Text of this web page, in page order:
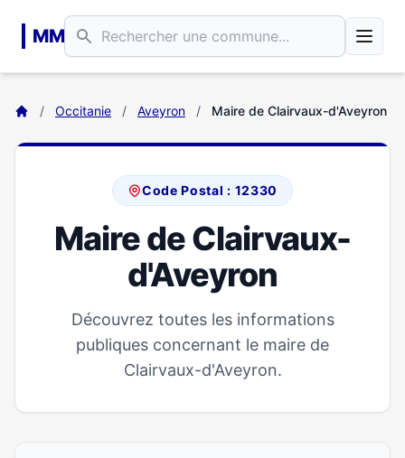
MM
/ Occitanie / Aveyron / Maire de Clairvaux-d'Aveyron
Code Postal : 12330
Maire de Clairvaux-
d'Aveyron
Découvrez toutes les informations
publiques concernant le maire de
Clairvaux-d'Aveyron.